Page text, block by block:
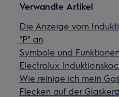
Verwandte Artikel
Die Anzeige vom
"P" an
Symbole und
Electrolux
Wie reinige ich mein
Flecken auf der